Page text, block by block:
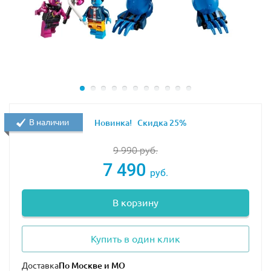
9 990руб.
7 490 руб.
В корзину
Купить в один клик
Доставка
В наличии Новинка! Скидка 25%